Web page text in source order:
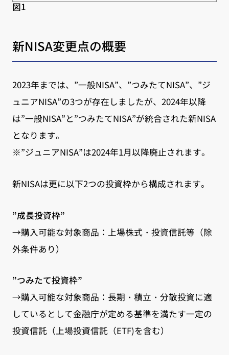
図1
新NISA変更点の概要
2023年までは、”一般NISA”、”つみたてNISA”、”ジ
ュニアNISA”の3つが存在しましたが、2024年以降
は”一般NISA”と”つみたてNISA”が統合された新NISA
となります。
※”ジュニアNISA”は2024年1月以降廃止されます。
新NISAは更に以下2つの投資枠から構成されます。
”成長投資枠”
→購入可能な対象商品：上場株式・投資信託等（除
外条件あり）
”つみたて投資枠”
→購入可能な対象商品：長期・積立・分散投資に適
しているとして金融庁が定める基準を満たす一定の
投資信託（上場投資信託（ETF)を含む）